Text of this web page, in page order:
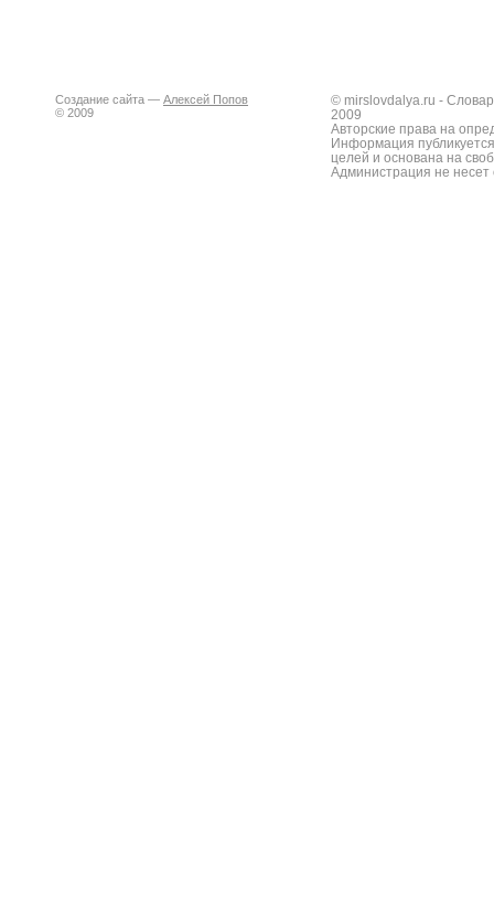
Создание сайта — Алексей Попов
© 2009
© mirslovdalya.ru -
2009
Авторские права на
Информация
целей и основана на
Администрация не несет